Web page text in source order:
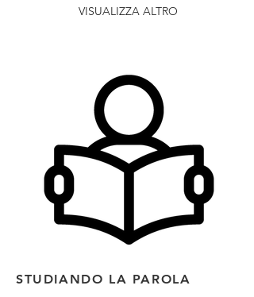
VISUALIZZA ALTRO
STUDIANDO LA PAROLA